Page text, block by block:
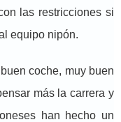
las restricciones si
equipo nipón.
coche, muy buen
más la carrera y
han hecho un